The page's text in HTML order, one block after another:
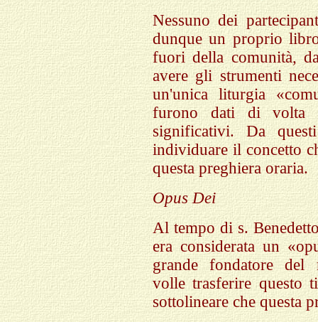
Nessuno dei
dunque un proprio
fuori della comunità,
avere gli strumenti
un'unica liturgia
furono dati di volta
significativi. Da
individuare il concetto
questa preghiera oraria.
Opus Dei
Al tempo di s.
era considerata un
grande fondatore del
volle trasferire questo
sottolineare che questa